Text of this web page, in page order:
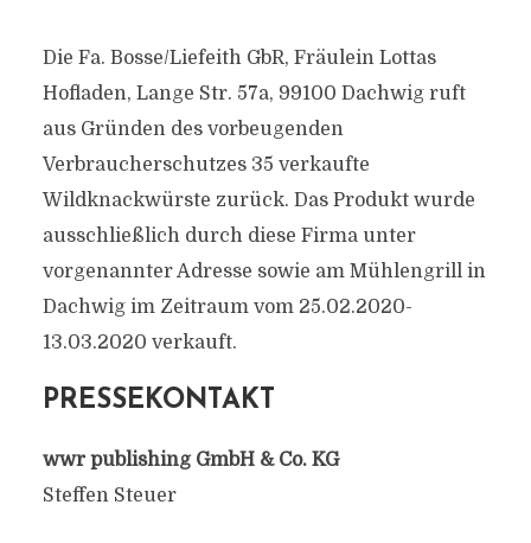
Die Fa. Bosse/Liefeith GbR, Fräulein Lottas
Hofladen, Lange Str. 57a, 99100 Dachwig ruft
aus Gründen des vorbeugenden
Verbraucherschutzes 35 verkaufte
Wildknackwürste zurück. Das Produkt wurde
ausschließlich durch diese Firma unter
vorgenannter Adresse sowie am Mühlengrill in
Dachwig im Zeitraum vom 25.02.2020-
13.03.2020 verkauft.
PRESSEKONTAKT
wwr publishing GmbH & Co. KG
Steffen Steuer